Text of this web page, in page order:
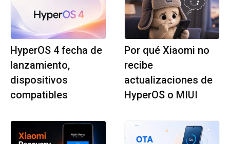
HyperOS 4 fecha de
lanzamiento,
dispositivos
compatibles
Por qué Xiaomi no
recibe
actualizaciones de
HyperOS o MIUI